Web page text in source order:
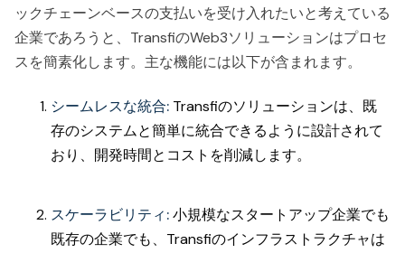
ックチェーンベースの支払いを受け入れたいと考えている
企業であろうと、TransfiのWeb3ソリューションはプロセ
スを簡素化します。主な機能には以下が含まれます。
シームレスな統合: Transfiのソリューションは、既
存のシステムと簡単に統合できるように設計されて
おり、開発時間とコストを削減します。
スケーラビリティ:小規模なスタートアップ企業でも
既存の企業でも、Transfiのインフラストラクチャは